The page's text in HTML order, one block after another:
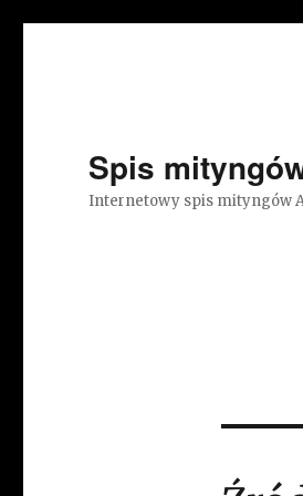
Spis
Internetowy spis mityngów